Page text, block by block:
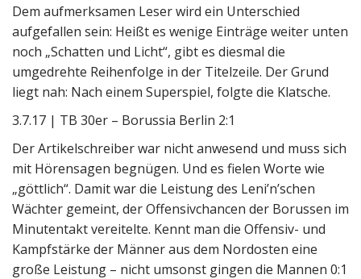
Dem aufmerksamen Leser wird ein Unterschied
aufgefallen sein: Heißt es wenige Einträge weiter unten
noch „Schatten und Licht“, gibt es diesmal die
umgedrehte Reihenfolge in der Titelzeile. Der Grund
liegt nah: Nach einem Superspiel, folgte die Klatsche.
3.7.17 | TB 30er – Borussia Berlin 2:1
Der Artikelschreiber war nicht anwesend und muss sich
mit Hörensagen begnügen. Und es fielen Worte wie
„göttlich“. Damit war die Leistung des Leni’n’schen
Wächter gemeint, der Offensivchancen der Borussen im
Minutentakt vereitelte. Kennt man die Offensiv- und
Kampfstärke der Männer aus dem Nordosten eine
große Leistung – nicht umsonst gingen die Mannen 0:1